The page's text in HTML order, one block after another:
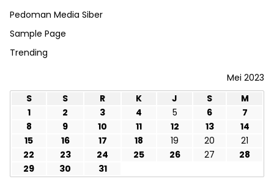
Pedoman Media Siber
Sample Page
Trending
Mei 2023
S
S R K J S
M
1
2 3 4 5 6
7
8
9 10 11 12 13
14
15
16 17 18 19 20
21
22
23 24 25 26 27
28
29
30
31